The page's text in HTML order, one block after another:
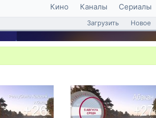
Кино Каналы Сериалы
Загрузить Новое